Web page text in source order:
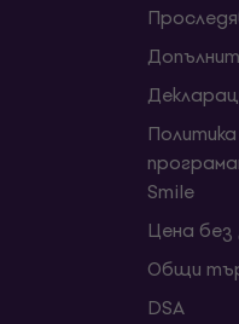
Smile
Цена
Общи
DSA